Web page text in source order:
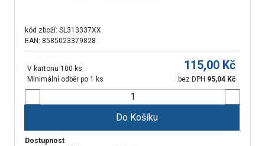
kód zboží: SL313337XX
EAN: 8585023379828
V kartonu 100 ks
Minimální odběr po 1 ks
115,00 Kč
bez DPH 95,04 Kč
Do Košíku
Dostupnost